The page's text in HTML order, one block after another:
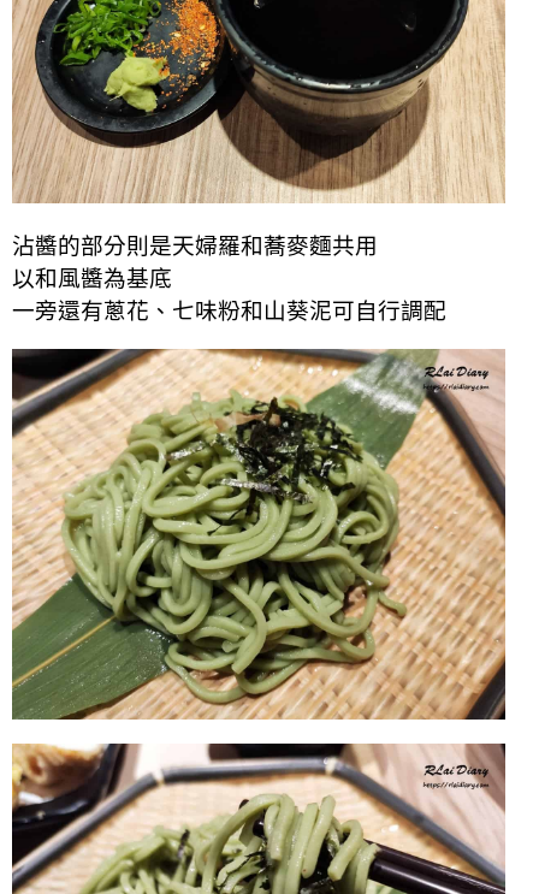
沾醬的部分則是天婦羅和蕎麥麵共用
以和風醬為基底
一旁還有蔥花、七味粉和山葵泥可自行調配